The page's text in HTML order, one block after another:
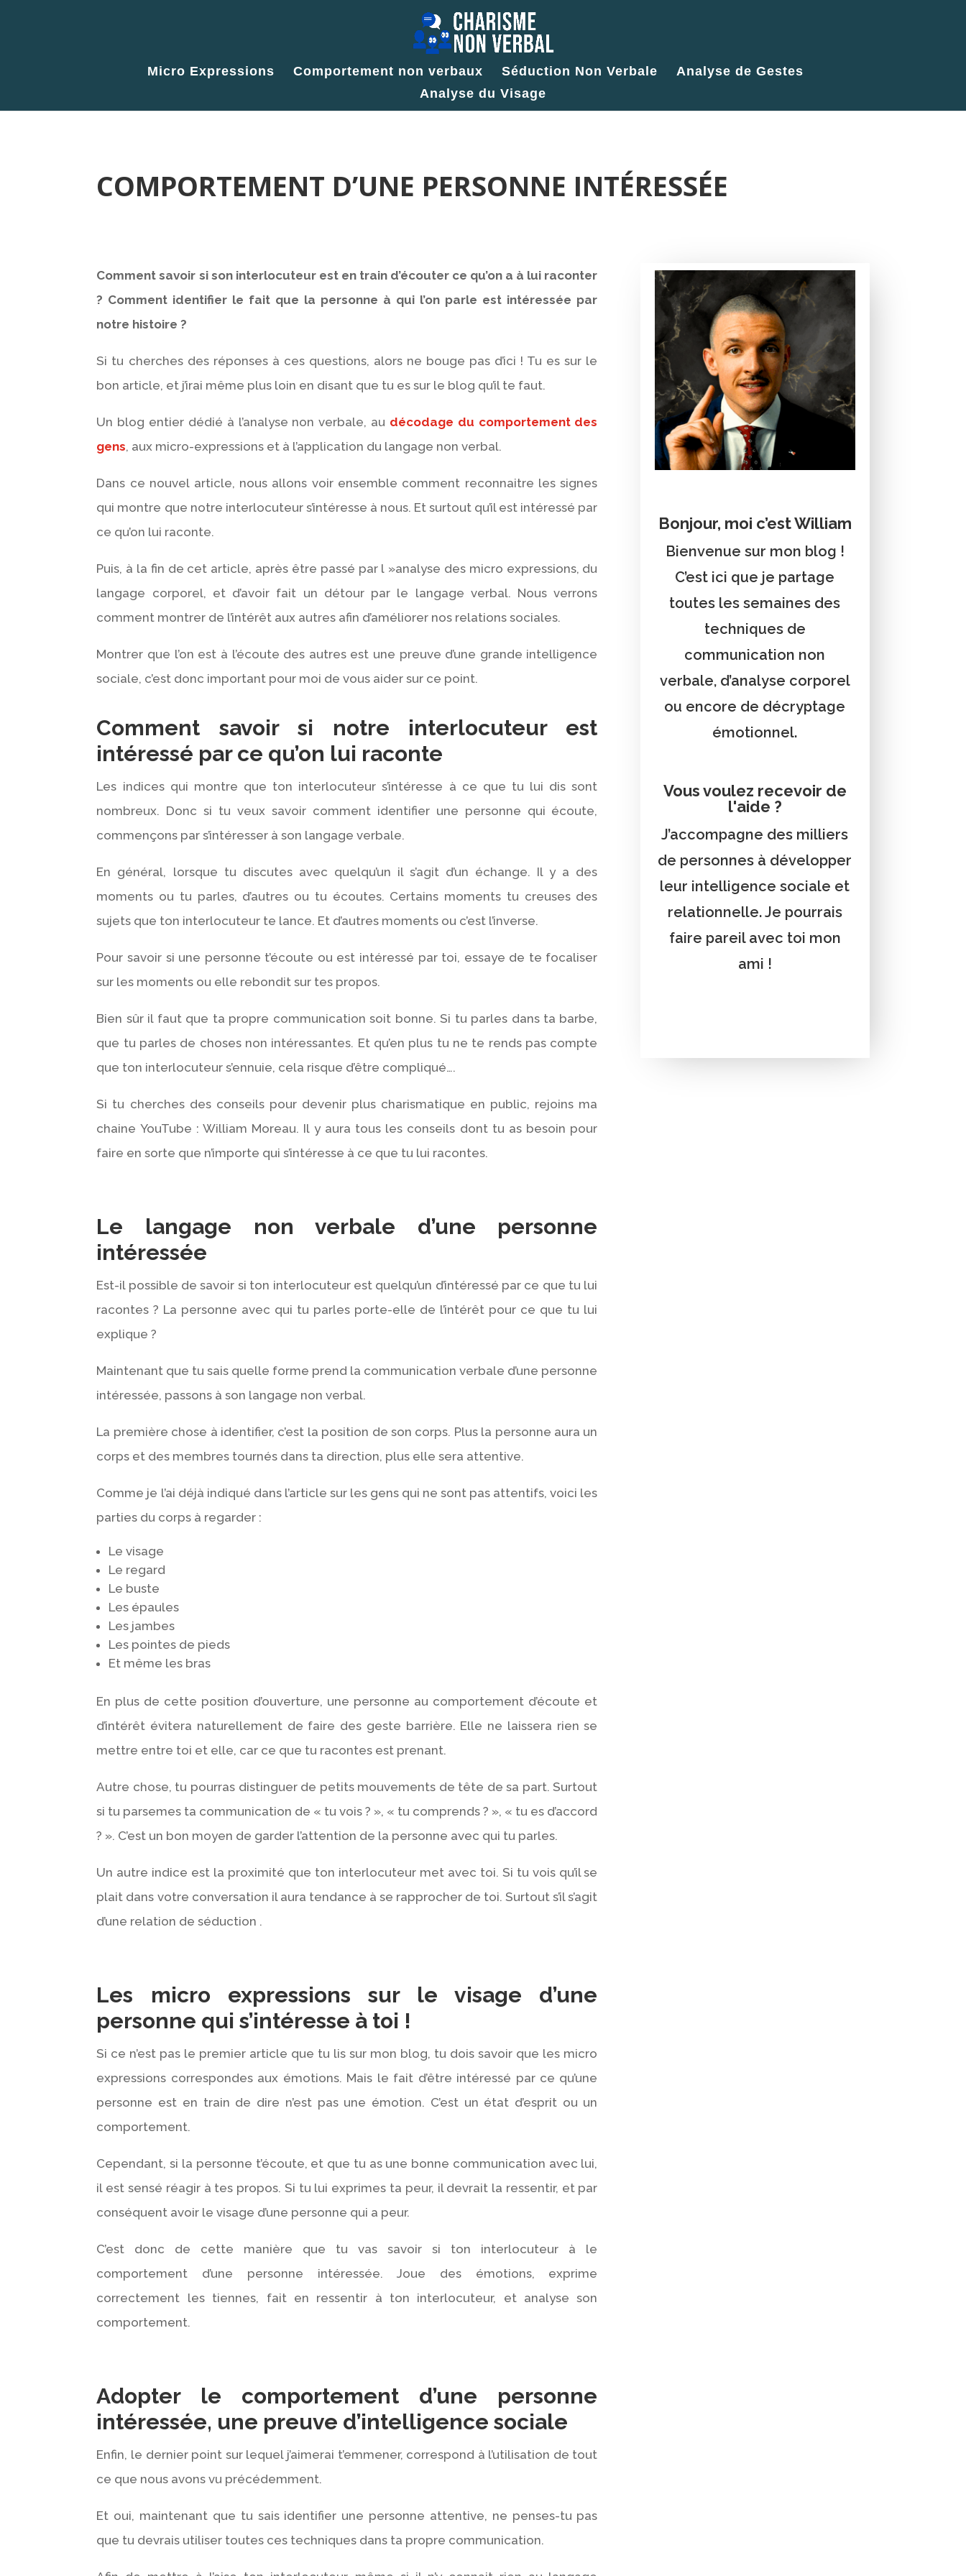
Micro Expressions Comportement non verbaux Séduction Non Verbale
Analyse de Gestes
Analyse du Visage
COMPORTEMENT D’UNE PERSONNE INTÉRESSÉE
Comment savoir si son interlocuteur est en train d’écouter ce qu’on a à lui raconter
? Comment identifier le fait que la personne à qui l’on parle est intéressée par
notre histoire ?
Si tu cherches des réponses à ces questions, alors ne bouge pas d’ici ! Tu es sur le
bon article, et j’irai même plus loin en disant que tu es sur le blog qu’il te faut.
Un blog entier dédié à l’analyse non verbale, au décodage du comportement des
gens, aux micro-expressions et à l’application du langage non verbal.
Dans ce nouvel article, nous allons voir ensemble comment reconnaitre les signes
qui montre que notre interlocuteur s’intéresse à nous. Et surtout qu’il est intéressé par
ce qu’on lui raconte.
Puis, à la fin de cet article, après être passé par l »analyse des micro expressions, du
langage corporel, et d’avoir fait un détour par le langage verbal. Nous verrons
comment montrer de l’intérêt aux autres afin d’améliorer nos relations sociales.
Montrer que l’on est à l’écoute des autres est une preuve d’une grande intelligence
sociale, c’est donc important pour moi de vous aider sur ce point.
Comment savoir si notre interlocuteur est
intéressé par ce qu’on lui raconte
Les indices qui montre que ton interlocuteur s’intéresse à ce que tu lui dis sont
nombreux. Donc si tu veux savoir comment identifier une personne qui écoute,
commençons par s’intéresser à son langage verbale.
En général, lorsque tu discutes avec quelqu’un il s’agit d’un échange. Il y a des
moments ou tu parles, d’autres ou tu écoutes. Certains moments tu creuses des
sujets que ton interlocuteur te lance. Et d’autres moments ou c’est l’inverse.
Pour savoir si une personne t’écoute ou est intéressé par toi, essaye de te focaliser
sur les moments ou elle rebondit sur tes propos.
Bien sûr il faut que ta propre communication soit bonne. Si tu parles dans ta barbe,
que tu parles de choses non intéressantes. Et qu’en plus tu ne te rends pas compte
que ton interlocuteur s’ennuie, cela risque d’être compliqué….
Si tu cherches des conseils pour devenir plus charismatique en public, rejoins ma
chaine YouTube : William Moreau. Il y aura tous les conseils dont tu as besoin pour
faire en sorte que n’importe qui s’intéresse à ce que tu lui racontes.
Le langage non verbale d’une personne
intéressée
Est-il possible de savoir si ton interlocuteur est quelqu’un d’intéressé par ce que tu lui
racontes ? La personne avec qui tu parles porte-elle de l’intérêt pour ce que tu lui
explique ?
Maintenant que tu sais quelle forme prend la communication verbale d’une personne
intéressée, passons à son langage non verbal.
La première chose à identifier, c’est la position de son corps. Plus la personne aura un
corps et des membres tournés dans ta direction, plus elle sera attentive.
Comme je l’ai déjà indiqué dans l’article sur les gens qui ne sont pas attentifs, voici les
parties du corps à regarder :
Le visage
Le regard
Le buste
Les épaules
Les jambes
Les pointes de pieds
Et même les bras
En plus de cette position d’ouverture, une personne au comportement d’écoute et
d’intérêt évitera naturellement de faire des geste barrière. Elle ne laissera rien se
mettre entre toi et elle, car ce que tu racontes est prenant.
Autre chose, tu pourras distinguer de petits mouvements de tête de sa part. Surtout
si tu parsemes ta communication de « tu vois ? », « tu comprends ? », « tu es d’accord
? ». C’est un bon moyen de garder l’attention de la personne avec qui tu parles.
Un autre indice est la proximité que ton interlocuteur met avec toi. Si tu vois qu’il se
plait dans votre conversation il aura tendance à se rapprocher de toi. Surtout s’il s’agit
d’une relation de séduction .
Les micro expressions sur le visage d’une
personne qui s’intéresse à toi !
Si ce n’est pas le premier article que tu lis sur mon blog, tu dois savoir que les micro
expressions correspondes aux émotions. Mais le fait d’être intéressé par ce qu’une
personne est en train de dire n’est pas une émotion. C’est un état d’esprit ou un
comportement.
Cependant, si la personne t’écoute, et que tu as une bonne communication avec lui,
il est sensé réagir à tes propos. Si tu lui exprimes ta peur, il devrait la ressentir, et par
conséquent avoir le visage d’une personne qui a peur.
C’est donc de cette manière que tu vas savoir si ton interlocuteur à le
comportement d’une personne intéressée. Joue des émotions, exprime
correctement les tiennes, fait en ressentir à ton interlocuteur, et analyse son
comportement.
Adopter le comportement d’une personne
intéressée, une preuve d’intelligence sociale
Enfin, le dernier point sur lequel j’aimerai t’emmener, correspond à l’utilisation de tout
ce que nous avons vu précédemment.
Et oui, maintenant que tu sais identifier une personne attentive, ne penses-tu pas
que tu devrais utiliser toutes ces techniques dans ta propre communication.
Bonjour, moi c’est William
Bienvenue sur mon blog !
C’est ici que je partage
toutes les semaines des
techniques de
communication non
verbale, d’analyse corporel
ou encore de décryptage
émotionnel.
Vous voulez recevoir de
l'aide ?
J’accompagne des milliers
de personnes à développer
leur intelligence sociale et
relationnelle. Je pourrais
faire pareil avec toi mon
ami !